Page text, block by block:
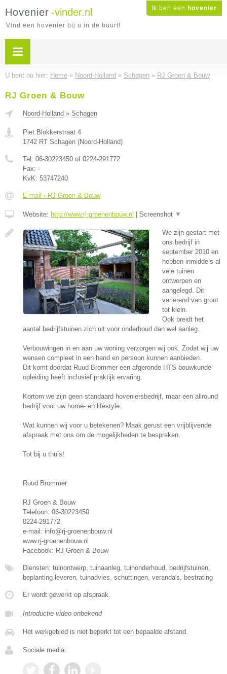
Ik ben een hovenier
Hovenier -vinder.nl
Vind een hovenier bij u in de buurt!
U bent nu hier: Home » Noord-Holland » Schagen » RJ Groen & Bouw
RJ Groen & Bouw
Noord-Holland » Schagen
Piet Blokkerstraat 4
1742 RT Schagen (Noord-Holland)
Tel: 06-30223450 of 0224-291772
Fax: -
KvK: 53747240
E-mail › RJ Groen & Bouw
Website: http://www.rj-groenenbouw.nl Screenshot ▼
We zijn gestart met
ons bedrijf in
september 2010 en
hebben inmiddels al
vele tuinen
ontworpen en
aangelegd. Dit
variërend van groot
tot klein.
Ook breidt het
aantal bedrijfstuinen zich uit voor onderhoud dan wel aanleg.
Verbouwingen in en aan uw woning verzorgen wij ook. Zodat wij uw
wensen compleet in een hand en persoon kunnen aanbieden.
Dit komt doordat Ruud Brommer een afgeronde HTS bouwkunde
opleiding heeft inclusief praktijk ervaring.
Kortom we zijn geen standaard hoveniersbedrijf, maar een allround
bedrijf voor uw home- en lifestyle.
Wat kunnen wij voor u betekenen? Maak gerust een vrijblijvende
afspraak met ons om de mogelijkheden te bespreken.
Tot bij u thuis!
Ruud Brommer
RJ Groen & Bouw
Telefoon: 06-30223450
0224-291772
e-mail: info@rj-groenenbouw.nl
www.rj-groenenbouw.nl
Facebook: RJ Groen & Bouw
Diensten: tuinontwerp, tuinaanleg, tuinonderhoud, bedrijfstuinen,
beplanting leveren, tuinadvies, schuttingen, veranda's, bestrating
Er wordt gewerkt op afspraak.
Introductie video onbekend
Het werkgebied is niet beperkt tot een bepaalde afstand.
Sociale media: